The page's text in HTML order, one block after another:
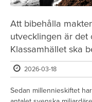
Att bibehålla
utvecklingen är det
Klassamhället ska
2026-03-18
Sedan millennieskiftet har